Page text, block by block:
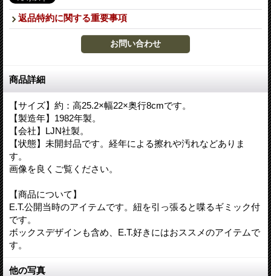
返品特約に関する重要事項
商品詳細
【サイズ】約：高25.2×幅22×奥行8cmです。
【製造年】1982年製。
【会社】LJN社製。
【状態】未開封品です。経年による擦れや汚れなどありま
す。
画像を良くご覧ください。
【商品について】
E.T.公開当時のアイテムです。紐を引っ張ると喋るギミック付
です。
ボックスデザインも含め、E.T.好きにはおススメのアイテムで
す。
他の写真